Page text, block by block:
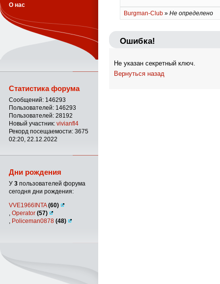
Burgman-Club » Не определено
Ошибка!
Не указан секретный ключ.
Вернуться назад
О нас
Статистика форума
Сообщений: 146293
Пользователей: 146293
Пользователей: 28192
Новый участник: vivianfl4
Рекорд посещаемости: 3675
02:20, 22.12.2022
Дни рождения
У 3 пользователей форума
сегодня дни рождения:
VVE1966INTA(60)
Operator (57)
Policeman0878 (48)